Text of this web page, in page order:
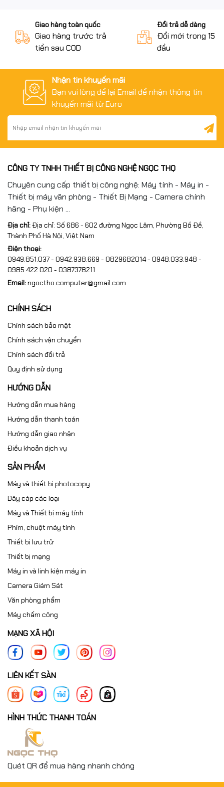
Giao hàng toàn quốc
Giao hàng trước trả
tiền sau COD
Đổi trả dễ dàng
Đổi mới trong 15
đầu
Nhận tin khuyến mãi
Bạn vui lòng để lại Email để nhận thông tin
khuyến mãi từ Euro
CÔNG TY TNHH THIẾT BỊ CÔNG NGHỆ NGỌC THỌ
Chuyên cung cấp thiết bị công nghệ: Máy tính - Máy in -
Thiết bị máy văn phòng - Thiết Bị Mạng - Camera chính
hãng - Phụ kiện ...
Địa chỉ:Địa chỉ: Số 686 - 602 đường Ngọc Lâm, Phường Bồ Đề,
Thành Phố Hà Nội, Việt Nam
Điện thoại:
0949.851.037 - 0942.938.669 - 0829682014 - 0948.033.948 -
0985 422 020 - 0387378211
Email:ngoctho.computer@gmail.com
CHÍNH SÁCH
Chính sách bảo mật
Chính sách vận chuyển
Chính sách đổi trả
Quy định sử dụng
HƯỚNG DẪN
Hướng dẫn mua hàng
Hướng dẫn thanh toán
Hướng dẫn giao nhận
Điều khoản dịch vụ
SẢN PHẨM
Máy và thiết bị photocopy
Dây cáp các loại
Máy và Thiết bị máy tính
Phím, chuột máy tính
Thiết bi lưu trữ
Thiết bị mạng
Máy in và linh kiện máy in
Camera Giám Sát
Văn phòng phẩm
Máy chấm công
MẠNG XÃ HỘI
LIÊN KẾT SÀN
HÌNH THỨC THANH TOÁN
Quét QR để mua hàng nhanh chóng